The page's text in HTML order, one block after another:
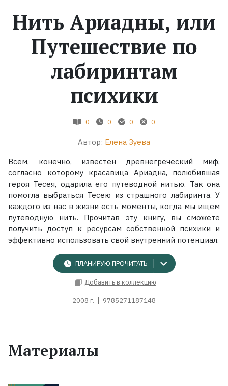
Экранизации
Коллекции
Нить Ариадны, или
Путешествие по
лабиринтам
психики
0 0 0 0
Автор: Елена Зуева
Всем, конечно, известен древнегреческий миф,
согласно которому красавица Ариадна, полюбившая
героя Тесея, одарила его путеводной нитью. Так она
помогла выбраться Тесею из страшного лабиринта. У
каждого из нас в жизни есть моменты, когда мы ищем
путеводную нить. Прочитав эту книгу, вы сможете
получить доступ к ресурсам собственной психики и
эффективно использовать свой внутренний потенциал.
ПЛАНИРУЮ ПРОЧИТАТЬ
Добавить в коллекцию
2008 г. 9785271187148
Материалы